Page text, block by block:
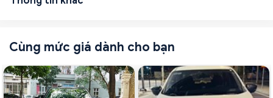
Cùng mức giá dành cho bạn